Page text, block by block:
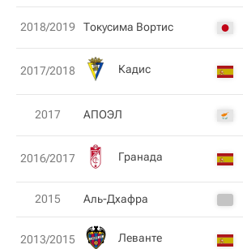
2018/2019 Токусима Вортис
2017/2018 Кадис
2017 АПОЭЛ
2016/2017 Гранада
2015 Аль-Дхафра
2013/2015 Леванте